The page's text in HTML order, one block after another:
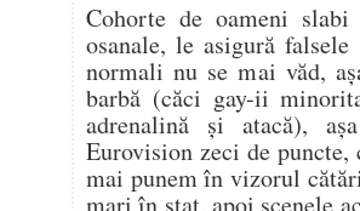
Cohorte de oameni
osanale, le asigură
normali nu se mai văd,
barbă (căci gay-ii
adrenalină şi atacă),
Eurovision zeci de
mai punem în vizorul
mari în stat, apoi scenele